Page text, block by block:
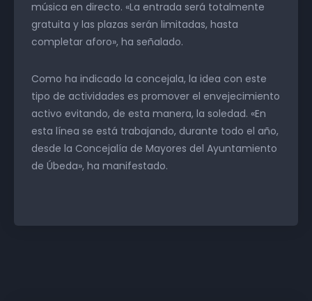
música en directo. «La entrada será totalmente
gratuita y las plazas serán limitadas, hasta
completar aforo», ha señalado.
Como ha indicado la concejala, la idea con este
tipo de actividades es promover el envejecimiento
activo evitando, de esta manera, la soledad. «En
esta línea se está trabajando, durante todo el año,
desde la Concejalía de Mayores del Ayuntamiento
de Úbeda», ha manifestado.